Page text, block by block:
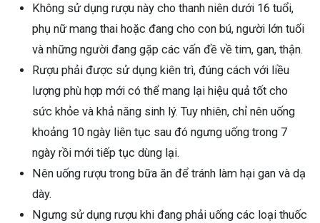
Không sử dụng rượu này cho thanh niên dưới 16 tuổi,
phụ nữ mang thai hoặc đang cho con bú, người lớn tuổi
và những người đang gặp các vấn đề về tim, gan, thận.
Rượu phải được sử dụng kiên trì, đúng cách với liều
lượng phù hợp mới có thể mang lại hiệu quả tốt cho
sức khỏe và khả năng sinh lý. Tuy nhiên, chỉ nên uống
khoảng 10 ngày liên tục sau đó ngưng uống trong 7
ngày rồi mới tiếp tục dùng lại.
Nên uống rượu trong bữa ăn để tránh làm hại gan và dạ
dày.
Ngưng sử dụng rượu khi đang phải uống các loại thuốc